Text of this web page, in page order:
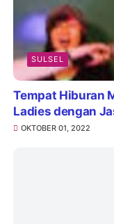
SULSEL
Tempat Hiburan
Ladies dengan
OKTOBER 01, 2022